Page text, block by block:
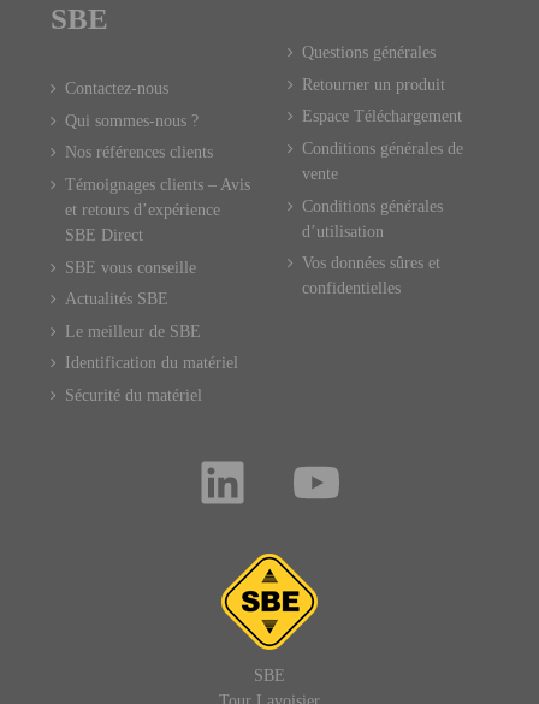
SBE
Contactez-nous
Qui sommes-nous ?
Nos références clients
Témoignages clients – Avis
et retours d’expérience
SBE Direct
SBE vous conseille
Actualités SBE
Le meilleur de SBE
Identification du matériel
Sécurité du matériel
Questions générales
Retourner un produit
Espace Téléchargement
Conditions générales de
vente
Conditions générales
d’utilisation
Vos données sûres et
confidentielles
SBE